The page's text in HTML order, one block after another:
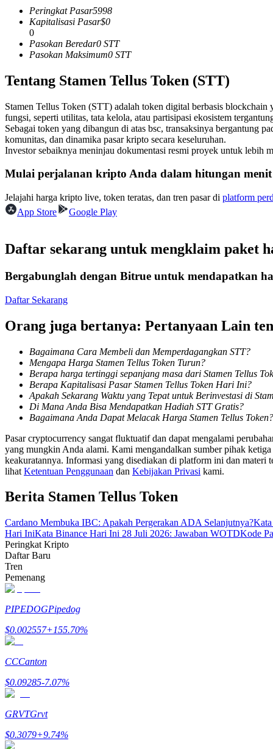
Mata Uang Kripto Berjangka
TradFi
USDC Berjangka
Kontrak berjangka menggunakan USDC sebagai jaminannya
Bergabunglah dengan pedagang top
Informasi
Peringkat Pasar5998
Kapitalisasi Pasar$0
0
Pasokan Beredar0 STT
Pasokan Maksimum0 STT
Tentang Stamen Tellus Token (STT)
Stamen Tellus Token (STT) adalah token digital berbasis
fungsi, seperti utilitas, tata kelola, atau partisipasi ekosistem
Sebagai token yang dibangun di atas bsc, transaksinya bergantung
komunitas, dan dinamika pasar kripto secara keseluruhan.
Investor sebaiknya meninjau dokumentasi resmi proyek untuk lebih
Mulai perjalanan kripto Anda dalam hitungan menit
Jelajahi harga kripto live, token teratas, dan tren pasar di platform
App Store
Google Play
Daftar sekarang untuk mengklaim paket
Bergabunglah dengan Bitrue untuk mendapatkan
Daftar Sekarang
Orang juga bertanya: Pertanyaan Lain
Bagaimana Cara Membeli dan Memperdagangkan STT?
Mengapa Harga Stamen Tellus Token Turun?
Berapa harga tertinggi sepanjang masa dari Stamen Tellus
Berapa Kapitalisasi Pasar Stamen Tellus Token Hari Ini?
Apakah Sekarang Waktu yang Tepat untuk Berinvestasi di
Di Mana Anda Bisa Mendapatkan Hadiah STT Gratis?
Bagaimana Anda Dapat Melacak Harga Stamen Tellus Token?
Pasar cryptocurrency sangat fluktuatif dan dapat mengalami
yang mungkin Anda alami. Kami mengandalkan sumber pihak
keakuratannya. Informasi yang disediakan di platform ini dan
lihat Ketentuan Penggunaan dan Kebijakan Privasi kami.
Berita Stamen Tellus Token
Cardano Membuka IBC: Apakah Pergerakan ADA Selanjutnya?
Hari IniKata Binance Hari Ini 28 Juli 2026: Jawaban WOTDKode
Peringkat Kripto
Daftar Baru
Tren
Pemenang
PIPEDOGPipedog
$0.002557+155.70%
CCCanton
$0.09285-7.07%
GRVTGrvt
$0.3079+9.74%